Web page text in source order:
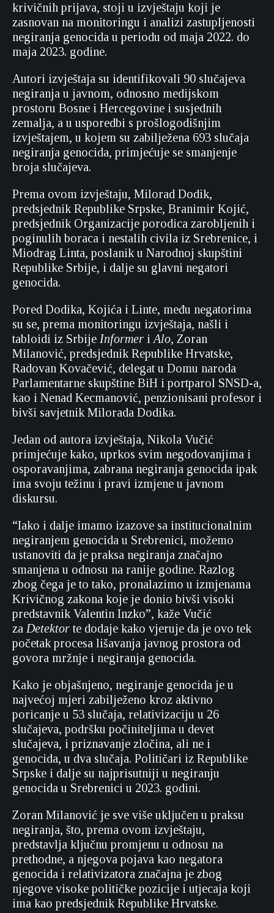
krivičnih prijava, stoji u izvještaju koji je
zasnovan na monitoringu i analizi zastupljenosti
negiranja genocida u periodu od maja 2022. do
maja 2023. godine.
Autori izvještaja su identifikovali 90 slučajeva
negiranja u javnom, odnosno medijskom
prostoru Bosne i Hercegovine i susjednih
zemalja, a u usporedbi s prošlogodišnjim
izvještajem, u kojem su zabilježena 693 slučaja
negiranja genocida, primjećuje se smanjenje
broja slučajeva.
Prema ovom izvještaju, Milorad Dodik,
predsjednik Republike Srpske, Branimir Kojić,
predsjednik Organizacije porodica zarobljenih i
poginulih boraca i nestalih civila iz Srebrenice, i
Miodrag Linta, poslanik u Narodnoj skupštini
Republike Srbije, i dalje su glavni negatori
genocida.
Pored Dodika, Kojića i Linte, među negatorima
su se, prema monitoringu izvještaja, našli i
tabloidi iz Srbije Informer i Alo, Zoran
Milanović, predsjednik Republike Hrvatske,
Radovan Kovačević, delegat u Domu naroda
Parlamentarne skupštine BiH i portparol SNSD-a,
kao i Nenad Kecmanović, penzionisani profesor i
bivši savjetnik Milorada Dodika.
Jedan od autora izvještaja, Nikola Vučić
primjećuje kako, uprkos svim negodovanjima i
osporavanjima, zabrana negiranja genocida ipak
ima svoju težinu i pravi izmjene u javnom
diskursu.
“Iako i dalje imamo izazove sa institucionalnim
negiranjem genocida u Srebrenici, možemo
ustanoviti da je praksa negiranja značajno
smanjena u odnosu na ranije godine. Razlog
zbog čega je to tako, pronalazimo u izmjenama
Krivičnog zakona koje je donio bivši visoki
predstavnik Valentin Inzko”, kaže Vučić
za Detektor te dodaje kako vjeruje da je ovo tek
početak procesa lišavanja javnog prostora od
govora mržnje i negiranja genocida.
Kako je objašnjeno, negiranje genocida je u
najvećoj mjeri zabilježeno kroz aktivno
poricanje u 53 slučaja, relativizaciju u 26
slučajeva, podršku počiniteljima u devet
slučajeva, i priznavanje zločina, ali ne i
genocida, u dva slučaja. Političari iz Republike
Srpske i dalje su najprisutniji u negiranju
genocida u Srebrenici u 2023. godini.
Zoran Milanović je sve više uključen u praksu
negiranja, što, prema ovom izvještaju,
predstavlja ključnu promjenu u odnosu na
prethodne, a njegova pojava kao negatora
genocida i relativizatora značajna je zbog
njegove visoke političke pozicije i utjecaja koji
ima kao predsjednik Republike Hrvatske.